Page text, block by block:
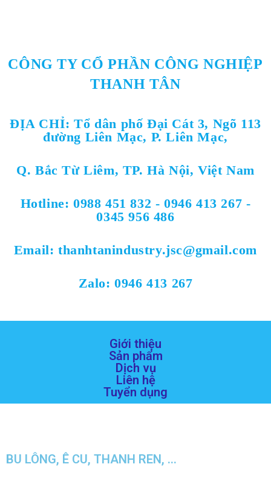
CÔNG TY CỔ PHẦN CÔNG NGHIỆP
THANH TÂN
ĐỊA CHỈ: Tổ dân phố Đại Cát 3, Ngõ 113
đường Liên Mạc, P. Liên Mạc,
Q. Bắc Từ Liêm, TP. Hà Nội, Việt Nam
Hotline: 0988 451 832 - 0946 413 267 -
0345 956 486
Email: thanhtanindustry.jsc@gmail.com
Zalo: 0946 413 267
Giới thiệu
Sản phẩm
Dịch vụ
Liên hệ
Tuyển dụng
BU LÔNG, Ê CU, THANH REN, ...